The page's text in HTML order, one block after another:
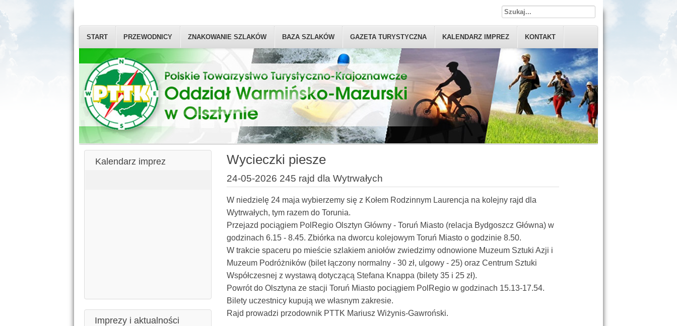
START PRZEWODNICY ZNAKOWANIE SZLAKÓW BAZA SZLAKÓW GAZETA TURYSTYCZNA KALENDARZ IMPREZ KONTAKT
Kalendarz imprez
Imprezy i aktualności
Wycieczki piesze
24-05-2026 245 rajd dla Wytrwałych
W niedzielę 24 maja wybierzemy się z Kołem Rodzinnym Laurencja na kolejny rajd dla
Wytrwałych, tym razem do Torunia.
Przejazd pociągiem PolRegio Olsztyn Główny - Toruń Miasto (relacja Bydgoszcz Główna) w
godzinach 6.15 - 8.45. Zbiórka na dworcu kolejowym Toruń Miasto o godzinie 8.50.
W trakcie spaceru po mieście szlakiem aniołów zwiedzimy odnowione Muzeum Sztuki Azji i
Muzeum Podróżników (bilet łączony normalny - 30 zł, ulgowy - 25) oraz Centrum Sztuki
Współczesnej z wystawą dotyczącą Stefana Knappa (bilety 35 i 25 zł).
Powrót do Olsztyna ze stacji Toruń Miasto pociągiem PolRegio w godzinach 15.13-17.54.
Bilety uczestnicy kupują we własnym zakresie.
Rajd prowadzi przodownik PTTK Mariusz Wiżynis-Gawroński.